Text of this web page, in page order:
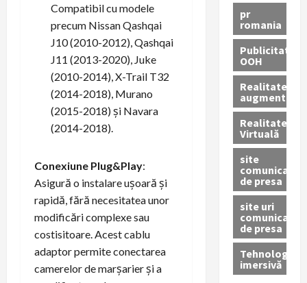
Compatibil cu modele
precum Nissan Qashqai
J10 (2010-2012), Qashqai
J11 (2013-2020), Juke
(2010-2014), X-Trail T32
(2014-2018), Murano
(2015-2018) și Navara
(2014-2018).
Conexiune Plug&Play:
Asigură o instalare ușoară și
rapidă, fără necesitatea unor
modificări complexe sau
costisitoare. Acest cablu
adaptor permite conectarea
camerelor de marșarier și a
pr
romania
Publicitate
OOH
Realitatea
augmentată
Realitatea
Virtuală
site
comunicate
de presa
site uri
comunicate
de presa
Tehnologie
imersivă